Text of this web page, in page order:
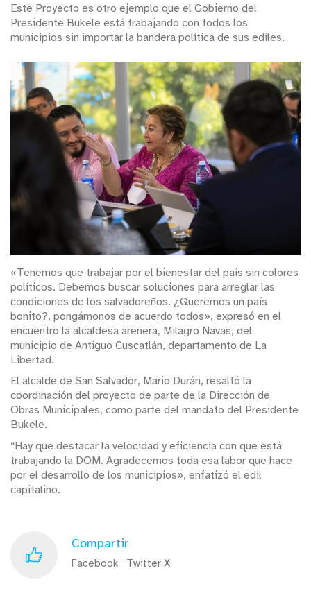
Este Proyecto es otro ejemplo que el Gobierno del
Presidente Bukele está trabajando con todos los
municipios sin importar la bandera política de sus ediles.
«Tenemos que trabajar por el bienestar del país sin colores
políticos. Debemos buscar soluciones para arreglar las
condiciones de los salvadoreños. ¿Queremos un país
bonito?, pongámonos de acuerdo todos», expresó en el
encuentro la alcaldesa arenera, Milagro Navas, del
municipio de Antiguo Cuscatlán, departamento de La
Libertad.
El alcalde de San Salvador, Mario Durán, resaltó la
coordinación del proyecto de parte de la Dirección de
Obras Municipales, como parte del mandato del Presidente
Bukele.
“Hay que destacar la velocidad y eficiencia con que está
trabajando la DOM. Agradecemos toda esa labor que hace
por el desarrollo de los municipios», enfatizó el edil
capitalino.
Compartir
Facebook Twitter X